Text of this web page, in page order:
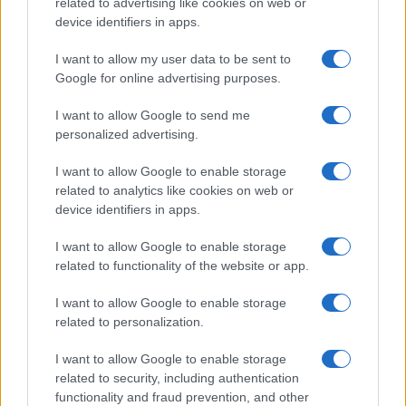
device identifiers in apps.
I want to allow my user data to be sent to
Google for online advertising purposes.
I want to allow Google to send me
personalized advertising.
I want to allow Google to enable storage
related to analytics like cookies on web or
device identifiers in apps.
I want to allow Google to enable storage
related to functionality of the website or app.
I want to allow Google to enable storage
related to personalization.
I want to allow Google to enable storage
related to security, including authentication
functionality and fraud prevention, and other
speculatore.
C’è poiun tema di principio
contratto, non una proprietà piena ed è dunque
legittimo che preveda condizioni d’uso, comprese